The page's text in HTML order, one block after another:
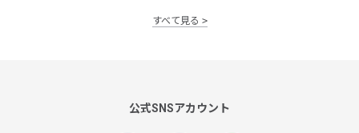
すべて見る
公式SNSアカウント